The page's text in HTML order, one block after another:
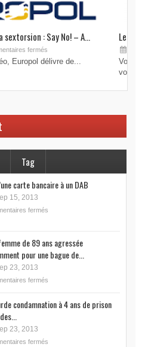
: Say No! – A...
fermés
Europol délivre de...
Les
Vous
votre...
Tag
carte bancaire à un DAB
15, 2013
fermés
de 89 ans agressée
pour une bague de...
23, 2013
fermés
condamnation à 4 ans de prison
23, 2013
fermés